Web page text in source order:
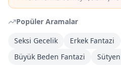
Popüler Aramalar
Seksi Gecelik
Erkek Fantazi
Büyük Beden Fantazi
DHL Kargoya Teslim